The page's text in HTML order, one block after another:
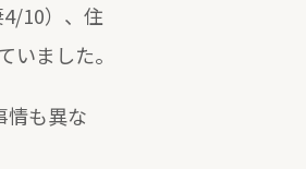
4/10）、住
いました。
も異な